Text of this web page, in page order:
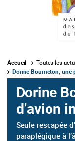
Accueil
Toutes les
Dorine Bourneton, une
Dorine
d’avion
Seule rescapée
paraplégique à